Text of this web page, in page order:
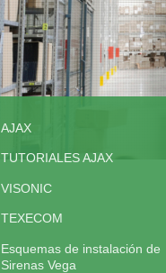
AJAX
TUTORIALES AJAX
VISONIC
TEXECOM
Esquemas de instalación de
Sirenas Vega